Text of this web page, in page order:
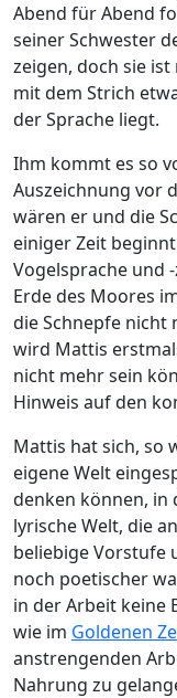
Abend für Abend
seiner Schwester
zeigen, doch sie
mit dem Strich
der Sprache liegt.
Ihm kommt es so
Auszeichnung vor
wären er und die
einiger Zeit
Vogelsprache und
Erde des Moores
die Schnepfe nicht
wird Mattis
nicht mehr sein
Hinweis auf den
Mattis hat sich, so
eigene Welt
denken können, in
lyrische Welt, die
beliebige Vorstufe
noch poetischer
in der Arbeit keine
wie im Goldenen
anstrengenden
Nahrung zu